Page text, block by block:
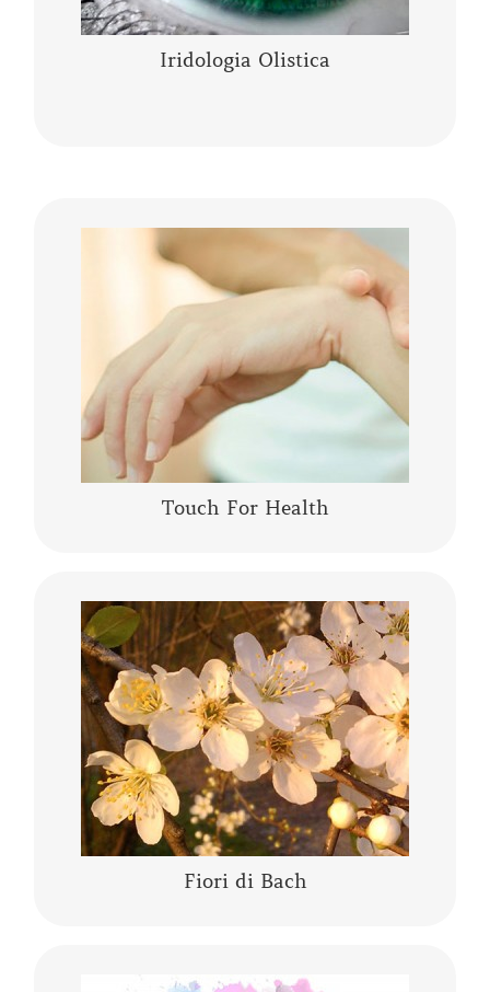
Iridologia Olistica
Touch For Health
La Kinesiologia Specializzata è un metodo
olistico che prende in considerazione la
persona nella sua totalità corpo, mente,
emozioni. Integra le conoscenze moderne……
CONTINUA A LEGGERE
Fiori di Bach
I fiori di Bach sono una “terapia vibrazionale-
energetica” messa a punto da Edward Bach. I
fiori di Bach sono delle “lanterne” che aiutano
a comprendere se stessi,…….
CONTINUA A LEGGERE